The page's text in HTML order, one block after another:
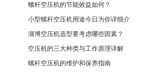
···
螺杆空压机的节能效益如何？
小型螺杆空压机用途今日为你详细介
···
淄博空压机选型要考虑哪些因素？
空压机的三大种类与工作原理详解
螺杆空压机的维护和保养指南